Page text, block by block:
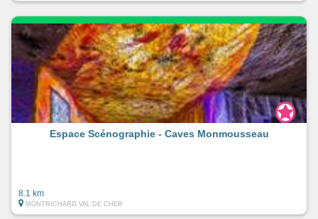
Espace Scénographie - Caves Monmousseau
8.1 km
MONTRICHARD VAL DE CHER